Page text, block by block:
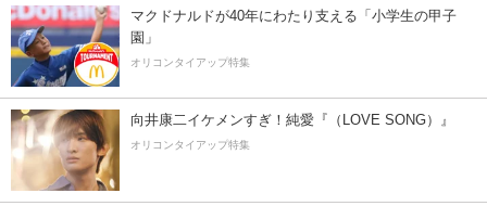
マクドナルドが40年にわたり支える「小学生の甲子
園」
オリコンタイアップ特集
向井康二イケメンすぎ！純愛『（LOVE SONG）』
オリコンタイアップ特集